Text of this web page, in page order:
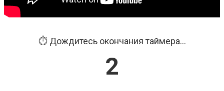
⏱️ Дождитесь окончания таймера...
2